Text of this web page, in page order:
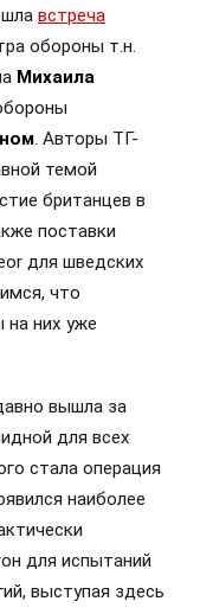
встреча
обороны т.н.
Михаила
. Авторы ТГ-
темой
британцев в
поставки
для шведских
что
них уже
вышла за
для всех
стала операция
наиболее
для испытаний
выступая здесь